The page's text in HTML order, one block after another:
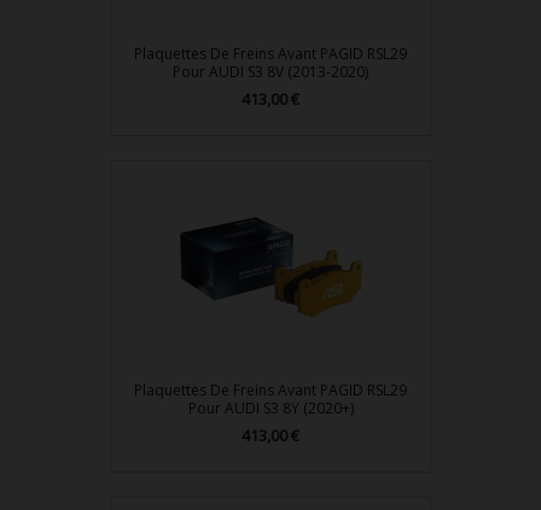
Plaquettes De Freins Avant PAGID RSL29
Pour AUDI S3 8V (2013-2020)
Prix
413,00 €
Plaquettes De Freins Avant PAGID RSL29
Pour AUDI S3 8Y (2020+)
Prix
413,00 €